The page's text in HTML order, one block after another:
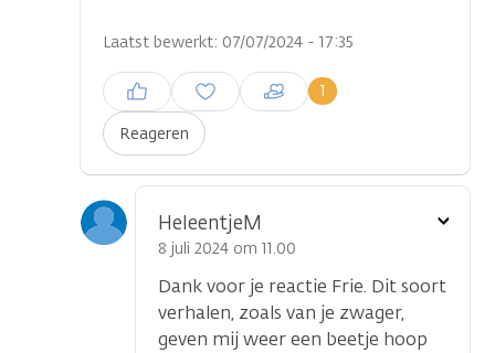
Laatst bewerkt: 07/07/2024 - 17:35
Reageren
1
Inloggen om een reactie te
plaatsen
HeleentjeM
8 juli 2024 om 11.00
Dank voor je reactie Frie. Dit soort
verhalen, zoals van je zwager,
geven mij weer een beetje hoop
Toon